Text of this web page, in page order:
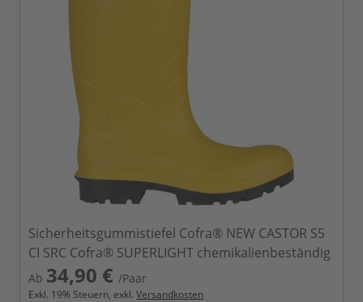
Sicherheitsgummistiefel Cofra® NEW CASTOR S5
CI SRC Cofra® SUPERLIGHT chemikalienbeständig
Ab 34,90 € /Paar
Exkl. 19% Steuern, exkl. Versandkosten